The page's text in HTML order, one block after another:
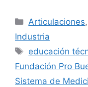
Articulaciones,
Industria
educación
Fundación Pro
Sistema de